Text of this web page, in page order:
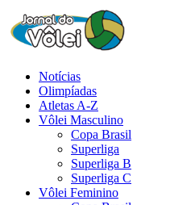
Notícias
Olimpíadas
Atletas A-Z
Vôlei Masculino
Copa Brasil
Superliga
Superliga B
Superliga C
Vôlei Feminino